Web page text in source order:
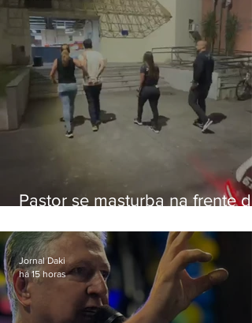
Pastor se masturba na frente de
Jornal Daki
há 15 horas